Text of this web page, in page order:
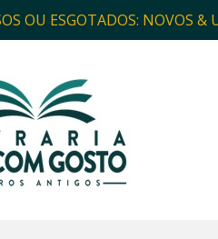
OU ESGOTADOS: NOVOS &